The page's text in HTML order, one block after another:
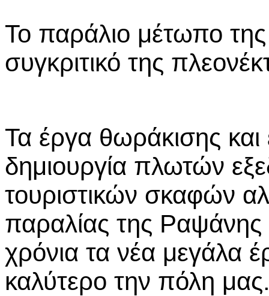
Το παράλιο μέτωπο της
συγκριτικό της
Τα έργα θωράκισης
δημιουργία πλωτών
τουριστικών σκαφών
παραλίας της
χρόνια τα νέα μεγάλα
καλύτερο την πόλη